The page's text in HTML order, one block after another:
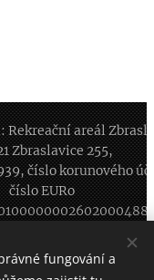
areál
Zbraslavice 255,
, číslo korunového
číslo EURo
405, Recepce: 734
fungování a